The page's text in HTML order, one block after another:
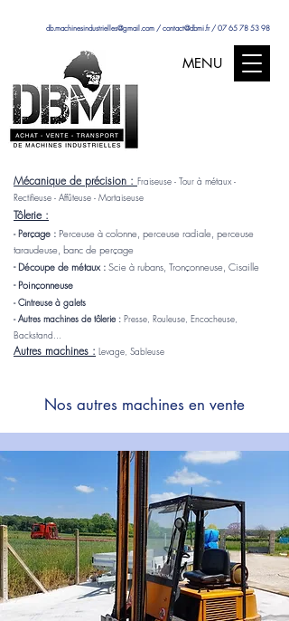
db.machinesindustrielles@gmail.com / contact@dbmi.fr/ 07 65 78 53 98
Mécanique de précision : Fraiseuse - Tour à métaux -
Rectifieuse - Affûteuse - Mortaiseuse
Tôlerie :
- Perçage : Perceuse à colonne, perceuse radiale, perceuse
taraudeuse, banc de perçage
- Découpe de métaux : Scie à rubans, Tronçonneuse, Cisaille
- Poinçonneuse
- Cintreuse à galets
- Autres machines de tôlerie : Presse, Rouleuse, Encocheuse,
Backstand...
Autres machines : Levage, Sableuse
MENU
Nos autres machines en vente